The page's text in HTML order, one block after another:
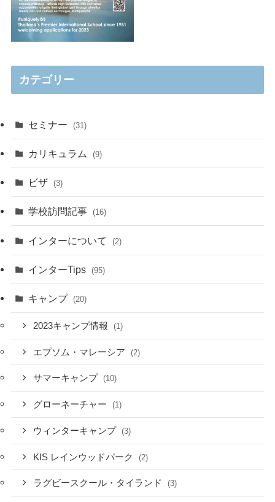
カテゴリー
セミナー (31)
カリキュラム (9)
ビザ (3)
学校訪問記事 (16)
インターについて (2)
インターTips (95)
キャンプ (20)
2023キャンプ情報 (1)
エプソム・マレーシア (2)
サマーキャンプ (10)
グローネーチャー (1)
ウィンターキャンプ (3)
KIS レインウッドパーク (2)
ラグビースクール・タイランド (3)